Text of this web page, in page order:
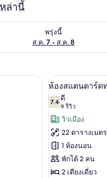
ล่านี้
. 7
พรุ่งนี้
ส.ค. 7 - ส.ค. 8
อบจำนวนห้องพักว่างในพรุ่ง
มียม, โต๊ะทำงาน, พื้นที่ทำงานแบบใช้
เปิด
ภาพถ่าย
ทั้งหมด
ของ
ห้อง
สแตนดาร์ด
ทวิน
9
ห้องสแตนดาร์ด
7.47.4 จาก 10
ดี
9 รีวิว
(9
รีวิว)
วิวเมือง
22 ตารางเมตร
1 ห้องนอน
พักได้ 2 คน
2 เตียงเดี่ยว